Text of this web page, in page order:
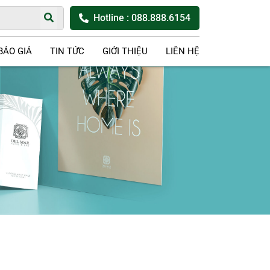
Hotline : 088.888.6154
GIÁ TIN TỨC GIỚI THIỆU LIÊN HỆ